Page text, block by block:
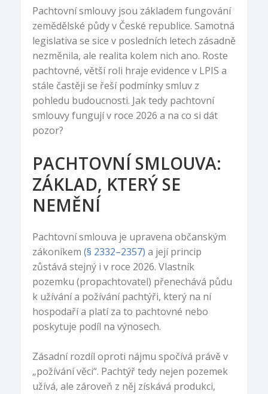
Pachtovní smlouvy jsou základem fungování
zemědělské půdy v České republice. Samotná
legislativa se sice v posledních letech zásadně
nezměnila, ale realita kolem nich ano. Roste
pachtovné, větší roli hraje evidence v LPIS a
stále častěji se řeší podmínky smluv z
pohledu budoucnosti. Jak tedy pachtovní
smlouvy fungují v roce 2026 a na co si dát
pozor?
PACHTOVNÍ SMLOUVA:
ZÁKLAD, KTERÝ SE
NEMĚNÍ
Pachtovní smlouva je upravena občanským
zákoníkem (§ 2332–2357) a její princip
zůstává stejný i v roce 2026. Vlastník
pozemku (propachtovatel) přenechává půdu
k užívání a požívání pachtýři, který na ní
hospodaří a platí za to pachtovné nebo
poskytuje podíl na výnosech.
Zásadní rozdíl oproti nájmu spočívá právě v
„požívání věci“. Pachtýř tedy nejen pozemek
užívá, ale zároveň z něj získává produkci,